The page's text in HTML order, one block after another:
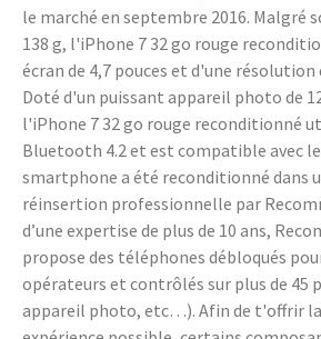
le marché en septembre 2016. Malgré
138 g, l'iPhone 7 32 go rouge
écran de 4,7 pouces et d'une résolution
Doté d'un puissant appareil photo de
l'iPhone 7 32 go rouge reconditionné
Bluetooth 4.2 et est compatible avec le
smartphone a été reconditionné dans
réinsertion professionnelle par
d’une expertise de plus de 10 ans,
propose des téléphones débloqués
opérateurs et contrôlés sur plus de 45
appareil photo, etc…). Afin de t'offrir